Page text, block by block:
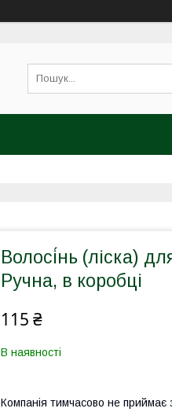
Волосі́нь (ліска)
Ручна, в коробці
115 ₴
В наявності
Компанія тимчасово не приймає